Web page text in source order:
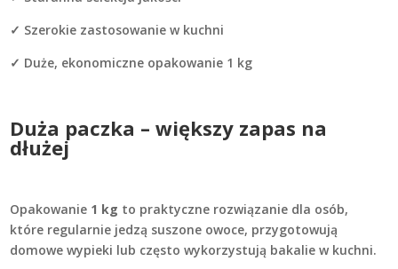
✓ Szerokie zastosowanie w kuchni
✓ Duże, ekonomiczne opakowanie 1 kg
Duża paczka – większy zapas na
dłużej
Opakowanie 1 kg to praktyczne rozwiązanie dla osób,
które regularnie jedzą suszone owoce, przygotowują
domowe wypieki lub często wykorzystują bakalie w kuchni.